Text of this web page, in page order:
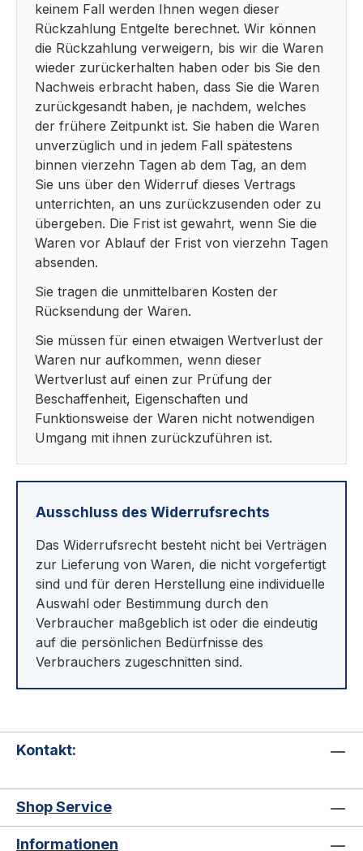
keinem Fall werden Ihnen wegen dieser
Rückzahlung Entgelte berechnet. Wir können
die Rückzahlung verweigern, bis wir die Waren
wieder zurückerhalten haben oder bis Sie den
Nachweis erbracht haben, dass Sie die Waren
zurückgesandt haben, je nachdem, welches
der frühere Zeitpunkt ist. Sie haben die Waren
unverzüglich und in jedem Fall spätestens
binnen vierzehn Tagen ab dem Tag, an dem
Sie uns über den Widerruf dieses Vertrags
unterrichten, an uns zurückzusenden oder zu
übergeben. Die Frist ist gewahrt, wenn Sie die
Waren vor Ablauf der Frist von vierzehn Tagen
absenden.
Sie tragen die unmittelbaren Kosten der
Rücksendung der Waren.
Sie müssen für einen etwaigen Wertverlust der
Waren nur aufkommen, wenn dieser
Wertverlust auf einen zur Prüfung der
Beschaffenheit, Eigenschaften und
Funktionsweise der Waren nicht notwendigen
Umgang mit ihnen zurückzuführen ist.
Ausschluss des Widerrufsrechts
Das Widerrufsrecht besteht nicht bei Verträgen
zur Lieferung von Waren, die nicht vorgefertigt
sind und für deren Herstellung eine individuelle
Auswahl oder Bestimmung durch den
Verbraucher maßgeblich ist oder die eindeutig
auf die persönlichen Bedürfnisse des
Verbrauchers zugeschnitten sind.
Kontakt:
Shop Service
Informationen